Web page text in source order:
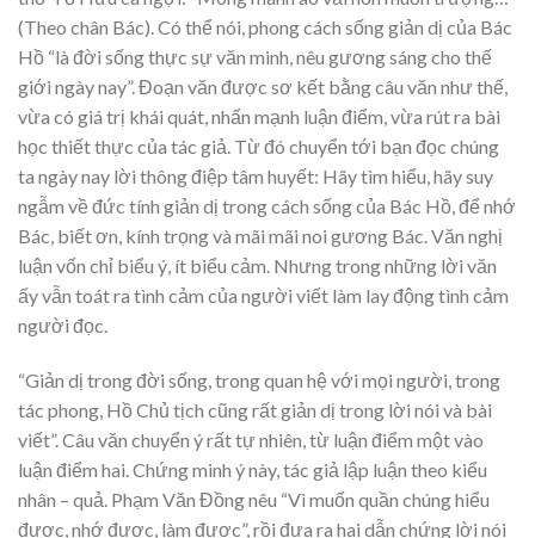
(Theo chân Bác). Có thể nói, phong cách sống giản dị của Bác
Hồ “là đời sống thực sự văn minh, nêu gương sáng cho thế
giới ngày nay”. Đoạn văn được sơ kết bằng câu văn như thế,
vừa có giá trị khái quát, nhấn mạnh luận điểm, vừa rút ra bài
học thiết thực của tác giả. Từ đó chuyển tới bạn đọc chúng
ta ngày nay lời thông điệp tâm huyết: Hãy tìm hiểu, hãy suy
ngẫm về đức tính giản dị trong cách sống của Bác Hồ, để nhớ
Bác, biết ơn, kính trọng và mãi mãi noi gương Bác. Văn nghị
luận vốn chỉ biểu ý, ít biểu cảm. Nhưng trong những lời văn
ấy vẫn toát ra tình cảm của người viết làm lay động tình cảm
người đọc.
“Giản dị trong đời sống, trong quan hệ với mọi người, trong
tác phong, Hồ Chủ tịch cũng rất giản dị trong lời nói và bài
viết”. Câu văn chuyển ý rất tự nhiên, từ luận điểm một vào
luận điểm hai. Chứng minh ý này, tác giả lập luận theo kiểu
nhân – quả. Phạm Văn Đồng nêu “Vì muốn quần chúng hiểu
được, nhớ được, làm được”, rồi đưa ra hai dẫn chứng lời nói